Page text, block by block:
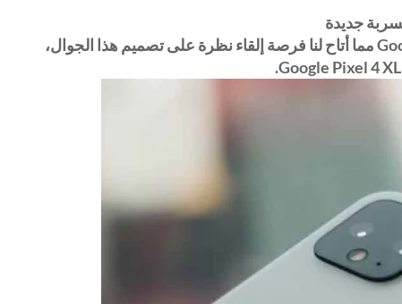
أمس، رأينا صورة رسمية مسربة للهاتف Google Pixel 4 مما أتاح لنا فرصة إلقاء نظرة على تصميم هذا الجوال،